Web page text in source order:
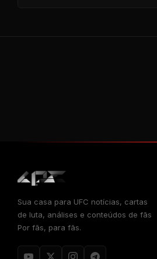
Sua casa para UFC notícias, cartas
de luta, análises e conteúdos de fãs
Por fãs, para fãs.